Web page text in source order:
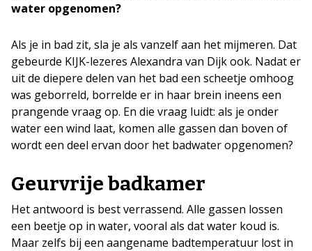
water opgenomen?
Als je in bad zit, sla je als vanzelf aan het mijmeren. Dat
gebeurde KIJK-lezeres Alexandra van Dijk ook. Nadat er
uit de diepere delen van het bad een scheetje omhoog
was geborreld, borrelde er in haar brein ineens een
prangende vraag op. En die vraag luidt: als je onder
water een wind laat, komen alle gassen dan boven of
wordt een deel ervan door het badwater opgenomen?
Geurvrije badkamer
Het antwoord is best verrassend. Alle gassen lossen
een beetje op in water, vooral als dat water koud is.
Maar zelfs bij een aangename badtemperatuur lost in